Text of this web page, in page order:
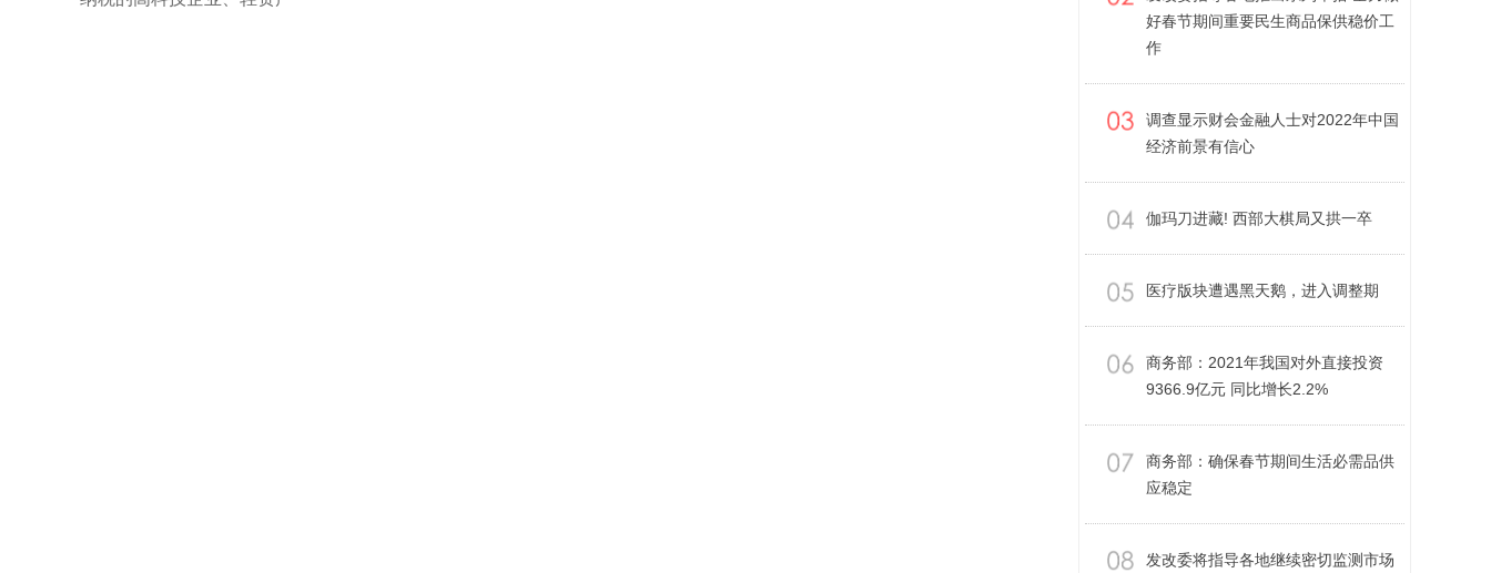
好春节期间重要民生商品保供稳价工
作
调查显示财会金融人士对2022年中国
经济前景有信心
伽玛刀进藏! 西部大棋局又拱一卒
医疗版块遭遇黑天鹅，进入调整期
商务部：2021年我国对外直接投资
9366.9亿元 同比增长2.2%
商务部：确保春节期间生活必需品供
应稳定
发改委将指导各地继续密切监测市场